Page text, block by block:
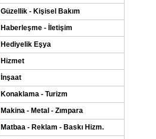
Güzellik - Kişisel Bakım
Haberleşme - İletişim
Hediyelik Eşya
Hizmet
İnşaat
Konaklama - Turizm
Makina - Metal - Zımpara
Matbaa - Reklam - Baskı Hizm.